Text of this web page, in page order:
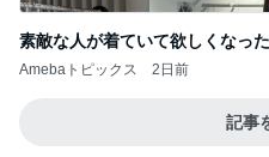
素敵な人が着ていて欲しくなっ
Amebaトピックス 2日前
記事